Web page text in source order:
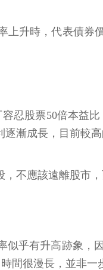
升時，代表債券
忍股票50倍本益
漸成長，目前較
不應該遠離股市
乎有升高跡象
間很漫長，並非一